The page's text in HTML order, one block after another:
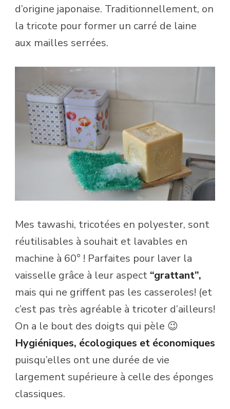
d’origine japonaise. Traditionnellement, on
la tricote pour former un carré de laine
aux mailles serrées.
Mes tawashi, tricotées en polyester, sont
réutilisables à souhait et lavables en
machine à 60° ! Parfaites pour laver la
vaisselle grâce à leur aspect “grattant”,
mais qui ne griffent pas les casseroles! (et
c’est pas très agréable à tricoter d’ailleurs!
On a le bout des doigts qui pèle 😉
Hygiéniques, écologiques et économiques
puisqu’elles ont une durée de vie
largement supérieure à celle des éponges
classiques.